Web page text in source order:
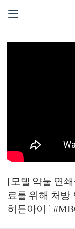
[모텔 약물 연
료를 위해 처방
히든아이 l